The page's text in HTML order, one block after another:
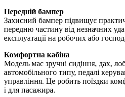
Передній бампер
Захисний бампер підвищує
передню частину від незначних
експлуатації на робочих або
Комфортна кабіна
Модель має зручні сидіння, дах,
автомобільного типу, педалі
управління. Це робить поїздки
і для пасажира.